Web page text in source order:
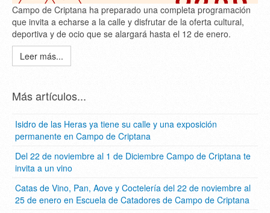
Campo de Criptana ha preparado una completa programación
que invita a echarse a la calle y disfrutar de la oferta cultural,
deportiva y de ocio que se alargará hasta el 12 de enero.
Leer más...
Más artículos...
Isidro de las Heras ya tiene su calle y una exposición
permanente en Campo de Criptana
Del 22 de noviembre al 1 de Diciembre Campo de Criptana te
invita a un vino
Catas de Vino, Pan, Aove y Coctelería del 22 de noviembre al
25 de enero en Escuela de Catadores de Campo de Criptana